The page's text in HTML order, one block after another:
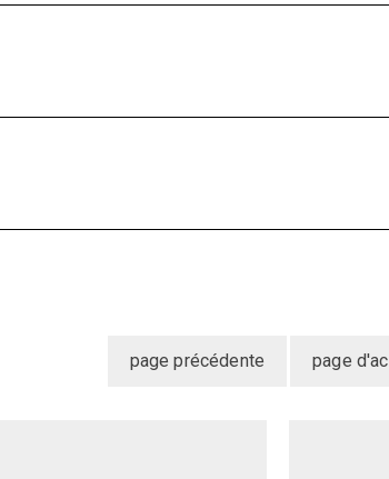
Abat-jour :
Cadre :